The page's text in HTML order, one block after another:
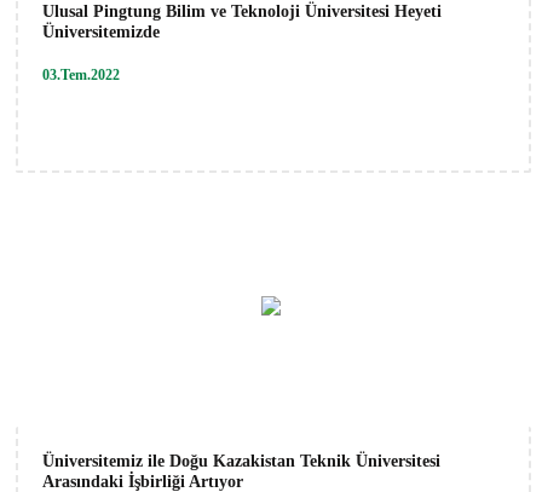
Ulusal Pingtung Bilim ve Teknoloji Üniversitesi Heyeti
Üniversitemizde
03.Tem.2022
Üniversitemiz ile Doğu Kazakistan Teknik Üniversitesi
Arasındaki İşbirliği Artıyor